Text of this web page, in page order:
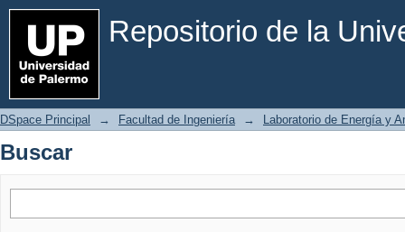
Repositorio de la
Buscar
DSpace Principal → Facultad de Ingeniería → Laboratorio de Energía y
Buscar